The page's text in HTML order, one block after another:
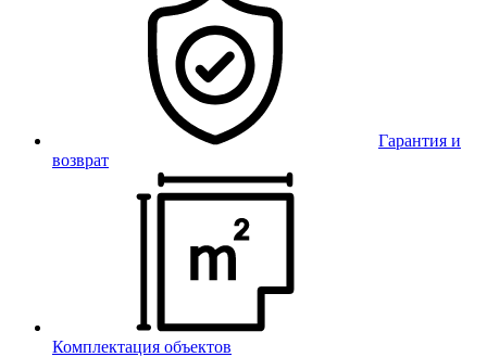
Гарантия и
возврат
Комплектация объектов